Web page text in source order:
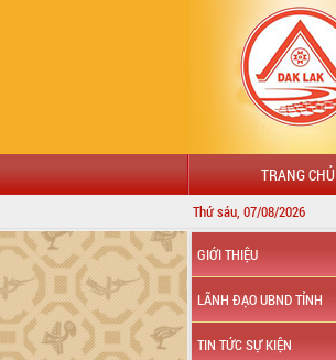
TRANG CHỦ
Thứ sáu, 07/08/2026
GIỚI THIỆU
LÃNH ĐẠO UBND TỈNH
TIN TỨC SỰ KIỆN